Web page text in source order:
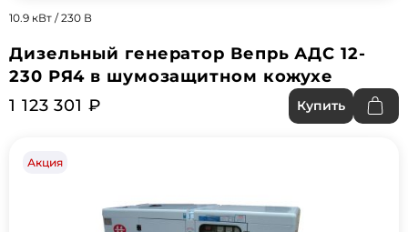
10.9 кВт / 230 В
Дизельный генератор Вепрь АДС 12-
230 РЯ4 в шумозащитном кожухе
1 123 301 ₽
Купить
Акция